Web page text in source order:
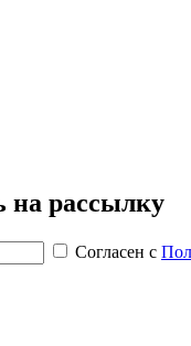
на рассылку
Согласен с